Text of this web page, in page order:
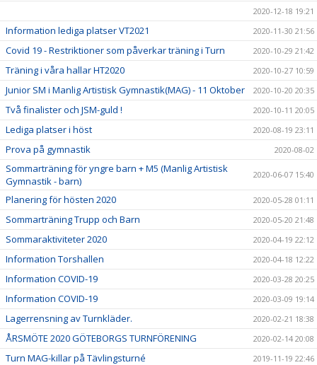
2020-12-18 19:21
Information lediga platser VT2021 2020-11-30 21:56
Covid 19 - Restriktioner som påverkar träning i Turn 2020-10-29 21:42
Träning i våra hallar HT2020 2020-10-27 10:59
Junior SM i Manlig Artistisk Gymnastik(MAG) - 11 Oktober 2020-10-20 20:35
Två finalister och JSM-guld ! 2020-10-11 20:05
Lediga platser i höst 2020-08-19 23:11
Prova på gymnastik 2020-08-02
Sommarträning för yngre barn + M5 (Manlig Artistisk
Gymnastik - barn)
2020-06-07 15:40
Planering för hösten 2020 2020-05-28 01:11
Sommarträning Trupp och Barn 2020-05-20 21:48
Sommaraktiviteter 2020 2020-04-19 22:12
Information Torshallen 2020-04-18 12:22
Information COVID-19 2020-03-28 20:25
Information COVID-19 2020-03-09 19:14
Lagerrensning av Turnkläder. 2020-02-21 18:38
ÅRSMÖTE 2020 GÖTEBORGS TURNFÖRENING 2020-02-14 20:08
Turn MAG-killar på Tävlingsturné 2019-11-19 22:46